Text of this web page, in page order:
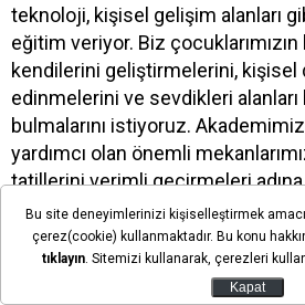
teknoloji, kişisel gelişim alanları
eğitim veriyor. Biz çocuklarımızın
kendilerini geliştirmelerini, kişisel
edinmelerini ve sevdikleri
bulmalarını istiyoruz.
yardımcı olan önemli
tatillerini verimli geçirmeleri
düzenliyoruz. Geçen yaz olduğu
ve Havacılık” temalı etkinliklerle,
alanlarda yeni deneyimler
bu alanlara merakı bizleri de
Bu site deneyimlerinizi kişiselleştirmek
çerez(cookie) kullanmaktadır. Bu konu
tıklayın. Sitemizi kullanarak, çerezleri
Kapat